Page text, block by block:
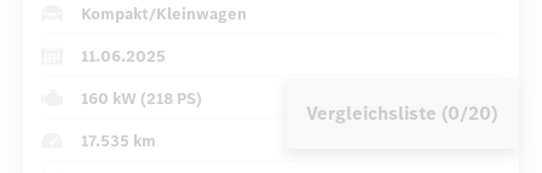
Kompakt/Kleinwagen
11.06.2025
160 kW (218 PS)
17.535 km
Vergleichsliste (0/20)